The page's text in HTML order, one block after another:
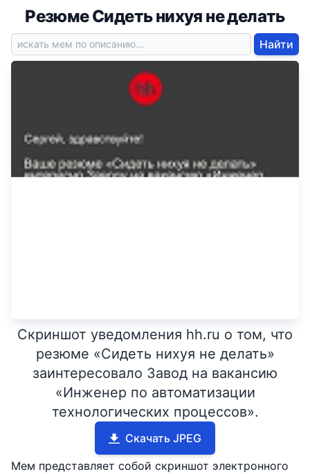
Резюме Сидеть нихуя не делать
Найти
Скриншот уведомления hh.ru о том, что
резюме «Сидеть нихуя не делать»
заинтересовало Завод на вакансию
«Инженер по автоматизации
технологических процессов».
Скачать JPEG
Мем представляет собой скриншот электронного